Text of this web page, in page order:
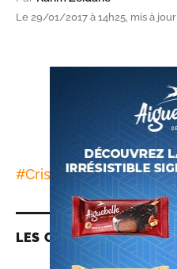
Le 29/01/2017 à 14h25, mis à
#Crise économique
LES CONTENUS LIÉS